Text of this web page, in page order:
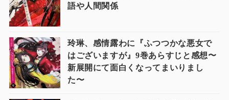
語や人間関係
玲琳、感情露わに『ふつつかな悪女で
はございますが』9巻あらすじと感想〜
新展開にて面白くなってまいりまし
た〜